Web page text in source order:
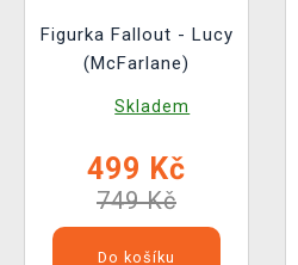
Figurka Fallout - Lucy
(McFarlane)
Skladem
499 Kč
749 Kč
Do košíku